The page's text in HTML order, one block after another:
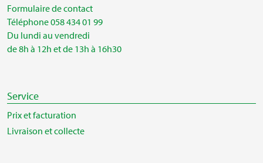
Formulaire de contact
Téléphone 058 434 01 99
Du lundi au vendredi
de 8h à 12h et de 13h à 16h30
Service
Prix et facturation
Livraison et collecte